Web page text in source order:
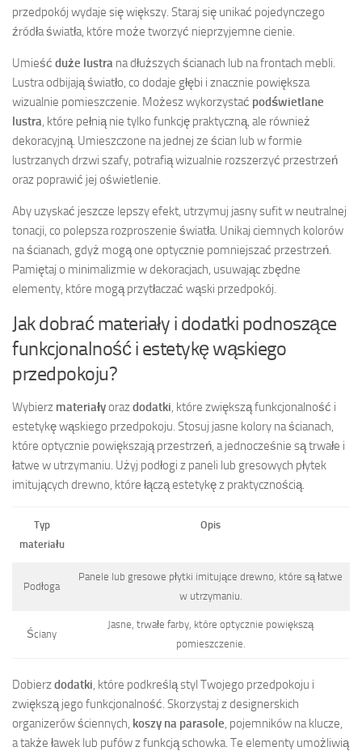
przedpokój wydaje się większy. Staraj się unikać pojedynczego
źródła światła, które może tworzyć nieprzyjemne cienie.
Umieść duże lustra na dłuższych ścianach lub na frontach mebli.
Lustra odbijają światło, co dodaje głębi i znacznie powiększa
wizualnie pomieszczenie. Możesz wykorzystać podświetlane
lustra, które pełnią nie tylko funkcję praktyczną, ale również
dekoracyjną. Umieszczone na jednej ze ścian lub w formie
lustrzanych drzwi szafy, potrafią wizualnie rozszerzyć przestrzeń
oraz poprawić jej oświetlenie.
Aby uzyskać jeszcze lepszy efekt, utrzymuj jasny sufit w neutralnej
tonacji, co polepsza rozproszenie światła. Unikaj ciemnych kolorów
na ścianach, gdyż mogą one optycznie pomniejszać przestrzeń.
Pamiętaj o minimalizmie w dekoracjach, usuwając zbędne
elementy, które mogą przytłaczać wąski przedpokój.
Jak dobrać materiały i dodatki podnoszące
funkcjonalność i estetykę wąskiego
przedpokoju?
Wybierz materiałyorazdodatki, które zwiększą funkcjonalność i
estetykę wąskiego przedpokoju. Stosuj jasne kolory na ścianach,
które optycznie powiększają przestrzeń, a jednocześnie są trwałe i
łatwe w utrzymaniu. Użyj podłogi z paneli lub gresowych płytek
imitujących drewno, które łączą estetykę z praktycznością.
Typ
materiału
Opis
Podłoga
Panele lub gresowe płytki imitujące drewno, które są łatwe
w utrzymaniu.
Ściany
Jasne, trwałe farby, które optycznie powiększą
pomieszczenie.
Dobierzdodatki, które podkreślą styl Twojego przedpokoju i
zwiększą jego funkcjonalność. Skorzystaj z designerskich
organizerów ściennych, koszy na parasole, pojemników na klucze,
a także ławek lub pufów z funkcją schowka. Te elementy umożliwią